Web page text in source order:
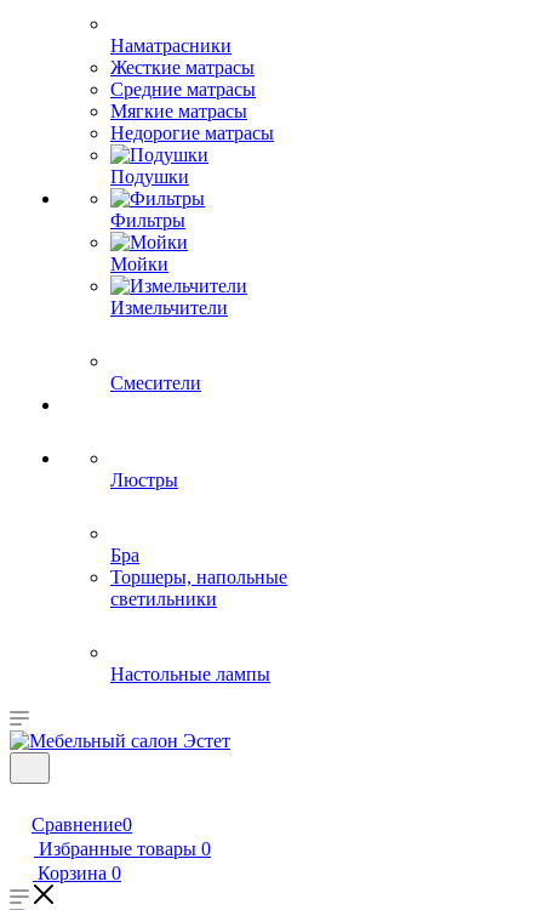
Наматрасники
Жесткие матрасы
Средние матрасы
Мягкие матрасы
Недорогие матрасы
Подушки
Фильтры
Мойки
Измельчители
Смесители
Люстры
Бра
Торшеры, напольные
светильники
Настольные лампы
Сравнение0
Избранные товары 0
Корзина 0